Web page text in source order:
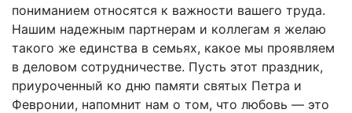
пониманием относятся к важности вашего труда.
Нашим надежным партнерам и коллегам я желаю
такого же единства в семьях, какое мы проявляем
в деловом сотрудничестве. Пусть этот праздник,
приуроченный ко дню памяти святых Петра и
Февронии, напомнит нам о том, что любовь — это